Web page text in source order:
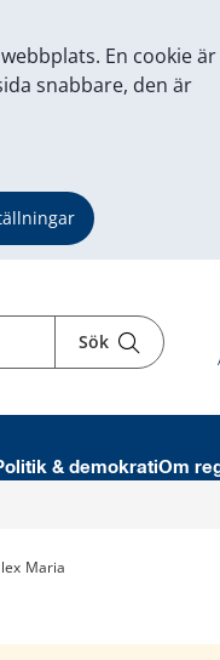
En cookie är
snabbare, den är
Sök
& demokratiOm
Maria